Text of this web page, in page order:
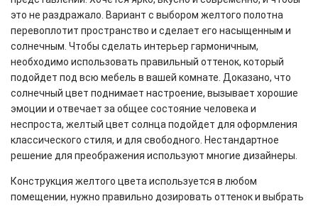
это не раздражало. Вариант с выбором желтого полотна
перевоплотит пространство и сделает его насыщенным и
солнечным. Чтобы сделать интерьер гармоничным,
необходимо использовать правильный оттенок, который
подойдет под всю мебель в вашей комнате. Доказано, что
солнечный цвет поднимает настроение, вызывает хорошие
эмоции и отвечает за общее состояние человека и
неспроста, желтый цвет солнца подойдет для оформления
классического стиля, и для свободного. Нестандартное
решение для преображения используют многие дизайнеры.
Конструкция желтого цвета используется в любом
помещении, нужно правильно дозировать оттенок и выбрать